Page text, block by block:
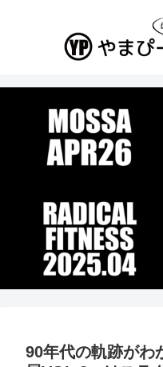
90年代の軌跡がわ